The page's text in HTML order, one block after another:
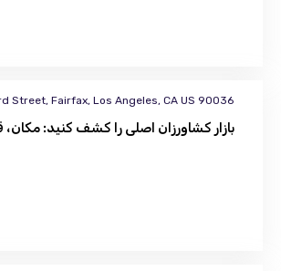
Street, Fairfax, Los Angeles, CA US 90036
بازار کشاورزان اصلی را کشف کنید: